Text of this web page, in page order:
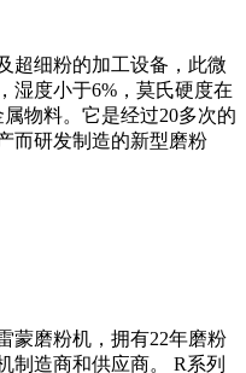
超细粉的加工设备，此微
湿度小于6%，莫氏硬度在
物料。它是经过20多次的
而研发制造的新型磨粉
蒙磨粉机，拥有22年磨粉
制造商和供应商。 R系列